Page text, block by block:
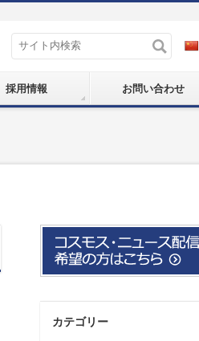
採用情報 お問い合わせ
カテゴリー